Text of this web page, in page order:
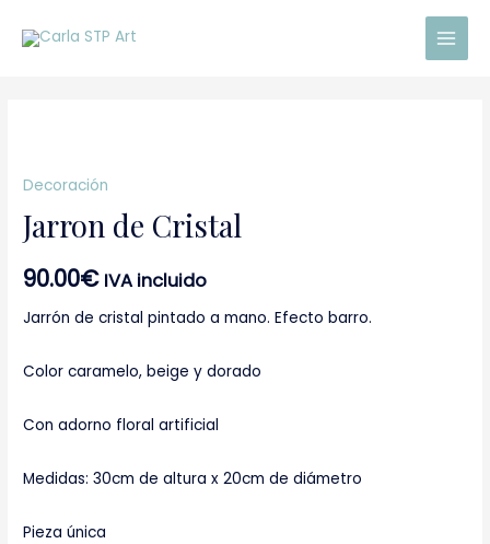
Main
Decoración
Jarron de Cristal
90.00€ IVA incluido
Jarrón de cristal pintado a mano. Efecto barro.
Color caramelo, beige y dorado
Con adorno floral artificial
Medidas: 30cm de altura x 20cm de diámetro
Pieza única
Cristal
cantidad